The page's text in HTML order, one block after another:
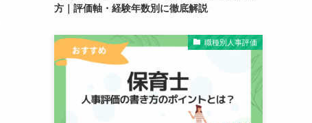
方｜評価軸・経験年数別に徹底解説
職種別人事評価